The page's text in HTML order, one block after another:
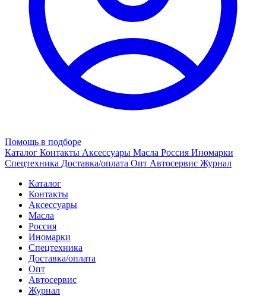
Помощь в подборе
Каталог Контакты Аксессуары Масла Россия Иномарки
Спецтехника Доставка/оплата Опт Автосервис Журнал
Каталог
Контакты
Аксессуары
Масла
Россия
Иномарки
Спецтехника
Доставка/оплата
Опт
Автосервис
Журнал